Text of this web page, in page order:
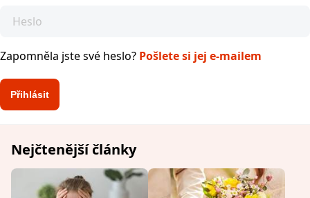
Zapomněla jste své heslo? Pošlete si jej e-mailem
Nejčtenější články